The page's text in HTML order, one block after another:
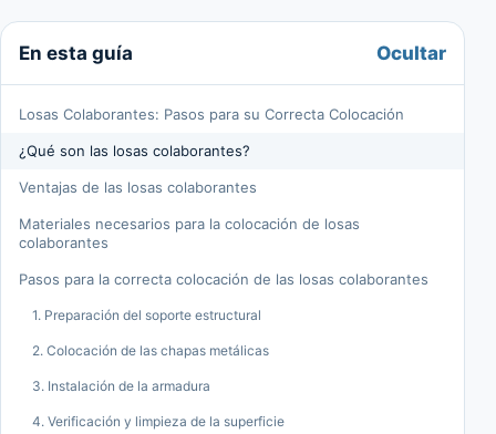
En esta guía Ocultar
Losas Colaborantes: Pasos para su Correcta Colocación
¿Qué son las losas colaborantes?
Ventajas de las losas colaborantes
Materiales necesarios para la colocación de losas
colaborantes
Pasos para la correcta colocación de las losas colaborantes
1. Preparación del soporte estructural
2. Colocación de las chapas metálicas
3. Instalación de la armadura
4. Verificación y limpieza de la superficie